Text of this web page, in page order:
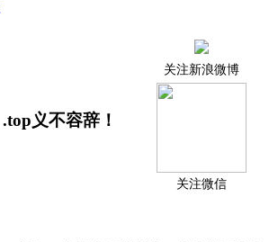
关注新浪微博
关注微信
义不容辞！